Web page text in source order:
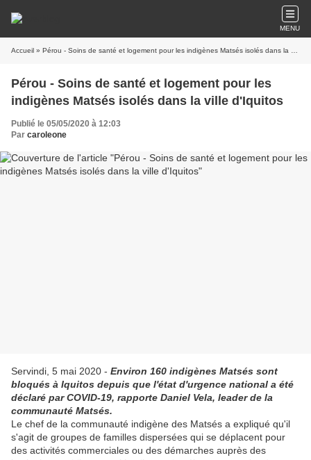
MENU
Accueil » Pérou - Soins de santé et logement pour les indigènes Matsés isolés dans la ville d'Iquitos
Pérou - Soins de santé et logement pour les
indigènes Matsés isolés dans la ville d'Iquitos
Publié le 05/05/2020 à 12:03
Par caroleone
Servindi, 5 mai 2020 - Environ 160 indigènes Matsés sont
bloqués à Iquitos depuis que l'état d'urgence national a été
déclaré par COVID-19, rapporte Daniel Vela, leader de la
communauté Matsés.
Le chef de la communauté indigène des Matsés a expliqué qu'il
s'agit de groupes de familles dispersées qui se déplacent pour
des activités commerciales ou des démarches auprès des